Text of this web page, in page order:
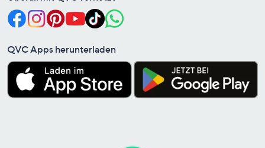
QVC Apps herunterladen